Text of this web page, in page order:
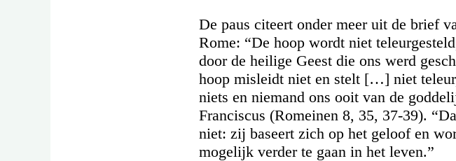
De paus citeert onder meer uit de brief
Rome: “De hoop wordt niet
door de heilige Geest die ons werd
hoop misleidt niet en stelt […] niet
niets en niemand ons ooit van de
Franciscus (Romeinen 8, 35, 37-39).
niet: zij baseert zich op het geloof en
mogelijk verder te gaan in het leven.”